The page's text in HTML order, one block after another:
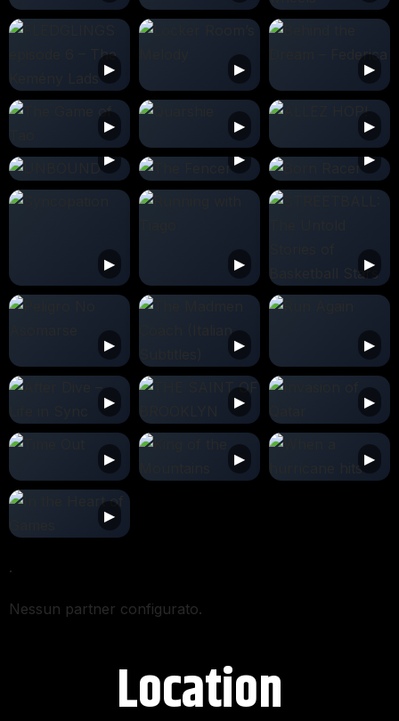
.
Nessun partner configurato.
Location